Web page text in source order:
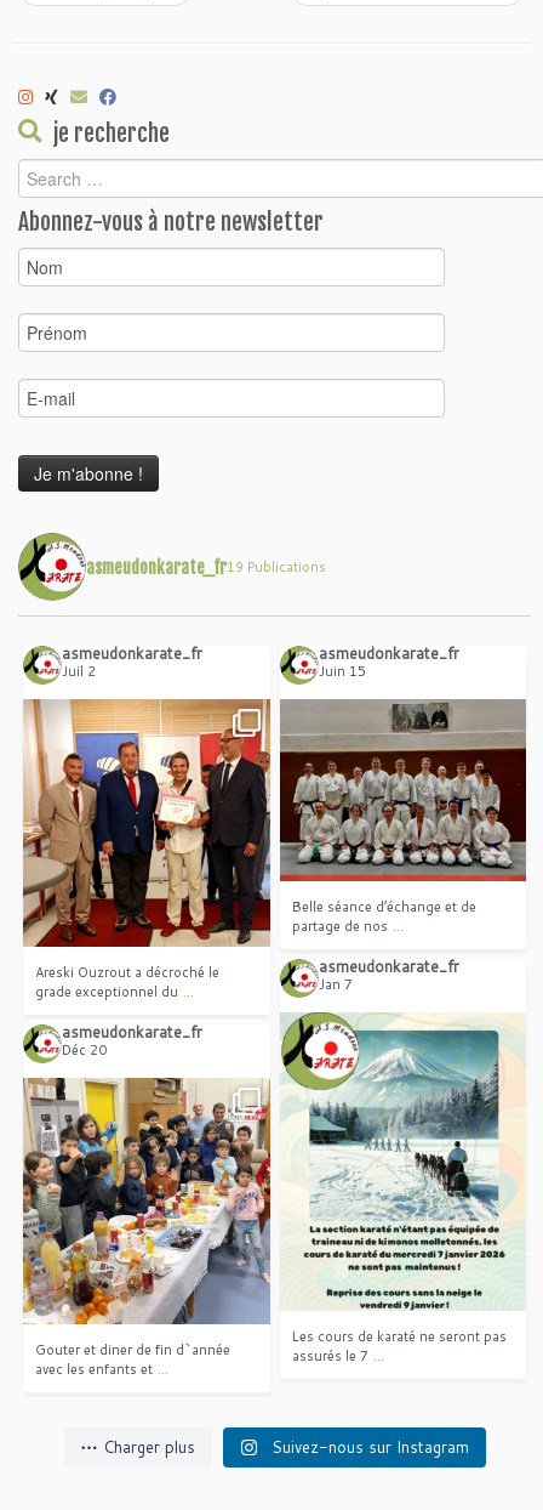
je recherche
Abonnez-vous à notre newsletter
asmeudonkarate_fr19 Publications
asmeudonkarate_fr
Juil 2
Areski Ouzrout a décroché le
grade exceptionnel du
Areski Ouzrout a décroché le
grade exceptionnel du ...
asmeudonkarate_fr
Juin 15
Belle séance d’échange et de
partage de nos
...
Belle séance d’échange et de
partage de nos ...
asmeudonkarate_fr
Jan 7
Les cours de karaté ne seront pas
assurés le 7
...
Les cours de karaté ne seront pas
assurés le 7 ...
asmeudonkarate_fr
Déc 20
Gouter et diner de fin d`année
avec les enfants et
...
Gouter et diner de fin d`année
avec les enfants et ...
Charger plus Suivez-nous sur Instagram